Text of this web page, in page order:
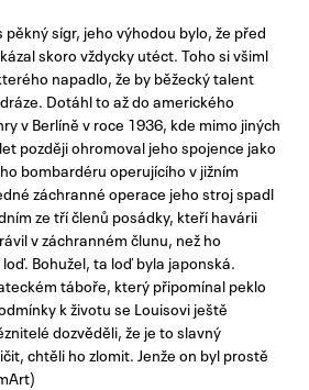
pěkný sígr, jeho výhodou bylo, že před
skoro vždycky utéct. Toho si všiml
napadlo, že by běžecký talent
Dotáhl to až do amerického
v Berlíně v roce 1936, kde mimo jiných
později ohromoval jeho spojence jako
bombardéru operujícího v jižním
záchranné operace jeho stroj spadl
ze tří členů posádky, kteří havárii
v záchranném člunu, než ho
Bohužel, ta loď byla japonská.
táboře, který připomínal peklo
k životu se Louisovi ještě
dozvěděli, že je to slavný
chtěli ho zlomit. Jenže on byl prostě